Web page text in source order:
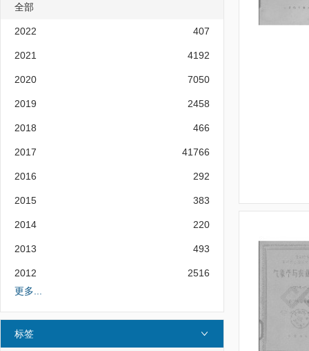
全部
2022 407
2021 4192
2020 7050
2019 2458
2018 466
2017 41766
2016 292
2015 383
2014 220
2013 493
2012
2516
更多...
标签